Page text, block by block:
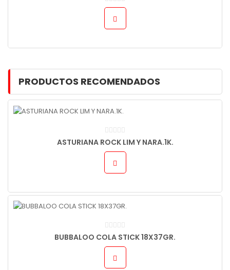
PRODUCTOS RECOMENDADOS
ASTURIANA ROCK LIM Y NARA.1K.
BUBBALOO COLA STICK 18X37GR.